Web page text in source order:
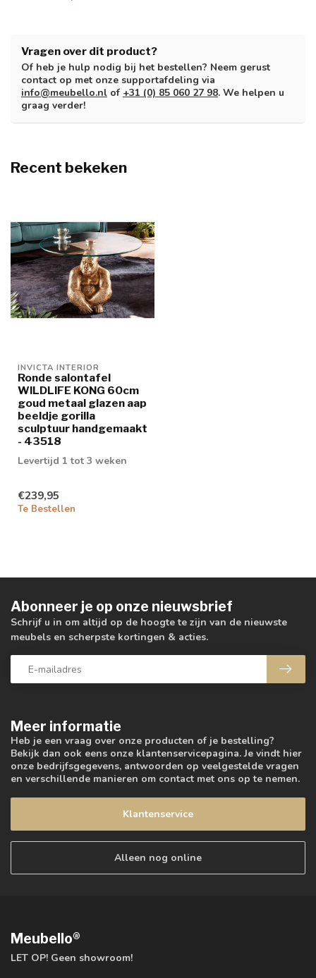
Vragen over dit product?
Of heb je hulp nodig bij het bestellen? Neem gerust
contact op met onze supportafdeling via
info@meubello.nl of +31 (0) 85 060 27 98. We helpen u
graag verder!
Recent bekeken
INVICTA INTERIOR
Ronde salontafel
WILDLIFE KONG 60cm
goud metaal glazen aap
beeldje gorilla
sculptuur handgemaakt
- 43518
Levertijd 1 tot 3 weken
€239,95
Te Bestellen
Meer informatie
Heb je een vraag over onze producten of je bestelling?
Bekijk dan ook eens onze klantenservicepagina. Je vindt hier
onze bedrijfsgegevens, antwoorden op veelgestelde vragen
en verschillende manieren om contact met ons op te nemen.
Klantenservice
Alleen nog online
Abonneer je op onze nieuwsbrief
Schrijf u in om altijd op de hoogte te zijn van de nieuwste
meubels en scherpste kortingen & acties.
Meubello®
LET OP! Geen showroom!